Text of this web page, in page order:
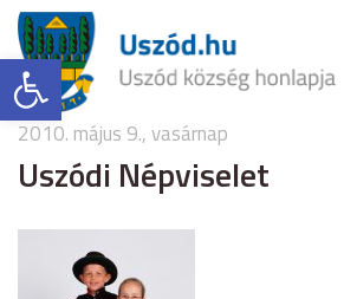
Eszköztár megnyitása
2010. május 9., vasárnap
Uszódi Népviselet